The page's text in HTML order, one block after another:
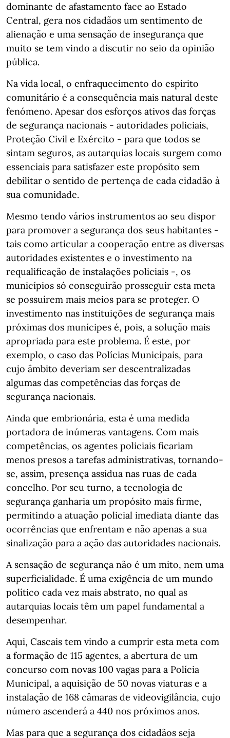
dominante de afastamento face ao Estado
Central, gera nos cidadãos um sentimento de
alienação e uma sensação de insegurança que
muito se tem vindo a discutir no seio da opinião
pública.
Na vida local, o enfraquecimento do espírito
comunitário é a consequência mais natural deste
fenómeno. Apesar dos esforços ativos das forças
de segurança nacionais - autoridades policiais,
Proteção Civil e Exército - para que todos se
sintam seguros, as autarquias locais surgem como
essenciais para satisfazer este propósito sem
debilitar o sentido de pertença de cada cidadão à
sua comunidade.
Mesmo tendo vários instrumentos ao seu dispor
para promover a segurança dos seus habitantes -
tais como articular a cooperação entre as diversas
autoridades existentes e o investimento na
requalificação de instalações policiais -, os
municípios só conseguirão prosseguir esta meta
se possuírem mais meios para se proteger. O
investimento nas instituições de segurança mais
próximas dos munícipes é, pois, a solução mais
apropriada para este problema. É este, por
exemplo, o caso das Polícias Municipais, para
cujo âmbito deveriam ser descentralizadas
algumas das competências das forças de
segurança nacionais.
Ainda que embrionária, esta é uma medida
portadora de inúmeras vantagens. Com mais
competências, os agentes policiais ficariam
menos presos a tarefas administrativas, tornando-
se, assim, presença assídua nas ruas de cada
concelho. Por seu turno, a tecnologia de
segurança ganharia um propósito mais firme,
permitindo a atuação policial imediata diante das
ocorrências que enfrentam e não apenas a sua
sinalização para a ação das autoridades nacionais.
A sensação de segurança não é um mito, nem uma
superficialidade. É uma exigência de um mundo
político cada vez mais abstrato, no qual as
autarquias locais têm um papel fundamental a
desempenhar.
Aqui, Cascais tem vindo a cumprir esta meta com
a formação de 115 agentes, a abertura de um
concurso com novas 100 vagas para a Polícia
Municipal, a aquisição de 50 novas viaturas e a
instalação de 168 câmaras de videovigilância, cujo
número ascenderá a 440 nos próximos anos.
Mas para que a segurança dos cidadãos seja